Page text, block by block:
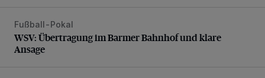
WSV: Übertragung im Barmer Bahnhof und klare Ansage
Fußball-Pokal
WSV: Übertragung im Barmer Bahnhof und klare
Ansage